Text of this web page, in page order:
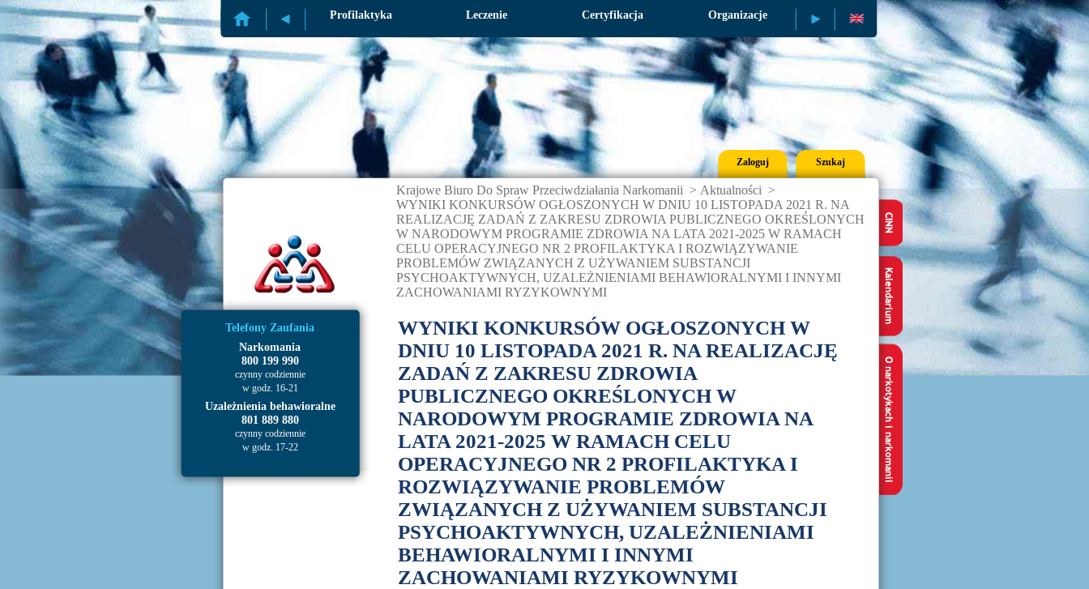
Profilaktyka Leczenie Certyfikacja Organizacje Publikacje
Zaloguj Szukaj
Telefony Zaufania
Narkomania
800 199 990
czynny codziennie
w godz. 16-21
Uzależnienia behawioralne
801 889 880
czynny codziennie
w godz. 17-22
Krajowe Biuro Do Spraw Przeciwdziałania Narkomanii > Aktualności >
WYNIKI KONKURSÓW OGŁOSZONYCH W DNIU 10 LISTOPADA 2021 R. NA
REALIZACJĘ ZADAŃ Z ZAKRESU ZDROWIA PUBLICZNEGO OKREŚLONYCH
W NARODOWYM PROGRAMIE ZDROWIA NA LATA 2021-2025 W RAMACH
CELU OPERACYJNEGO NR 2 PROFILAKTYKA I ROZWIĄZYWANIE
PROBLEMÓW ZWIĄZANYCH Z UŻYWANIEM SUBSTANCJI
PSYCHOAKTYWNYCH, UZALEŻNIENIAMI BEHAWIORALNYMI I INNYMI
ZACHOWANIAMI RYZYKOWNYMI
WYNIKI KONKURSÓW OGŁOSZONYCH W
DNIU 10 LISTOPADA 2021 R. NA REALIZACJĘ
ZADAŃ Z ZAKRESU ZDROWIA
PUBLICZNEGO OKREŚLONYCH W
NARODOWYM PROGRAMIE ZDROWIA NA
LATA 2021-2025 W RAMACH CELU
OPERACYJNEGO NR 2 PROFILAKTYKA I
ROZWIĄZYWANIE PROBLEMÓW
ZWIĄZANYCH Z UŻYWANIEM SUBSTANCJI
PSYCHOAKTYWNYCH, UZALEŻNIENIAMI
BEHAWIORALNYMI I INNYMI
ZACHOWANIAMI RYZYKOWNYMI